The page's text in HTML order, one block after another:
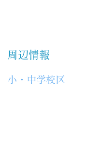
周辺情報
小・中学校区